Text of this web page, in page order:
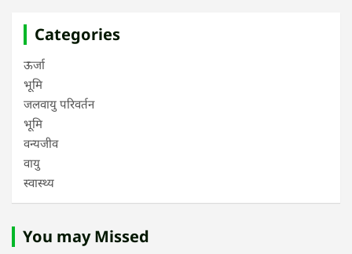
Categories
ऊर्जा
भूमि
जलवायु परिवर्तन
भूमि
वन्यजीव
वायु
स्वास्थ्य
You may Missed